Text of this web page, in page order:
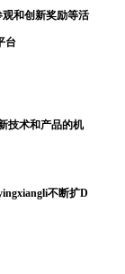
和创新奖励等活
台
技术和产品的机
不断扩D